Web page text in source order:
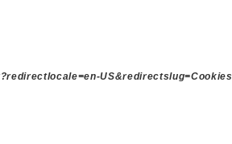
US&redirectslug=Cookies